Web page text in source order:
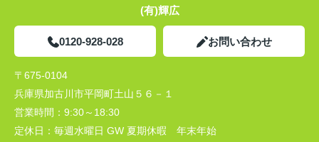
(有)輝広
0120-928-028 お問い合わせ
〒675-0104
兵庫県加古川市平岡町土山５６－１
営業時間： 9:30～18:30
定休日： 毎週水曜日 GW 夏期休暇 年末年始